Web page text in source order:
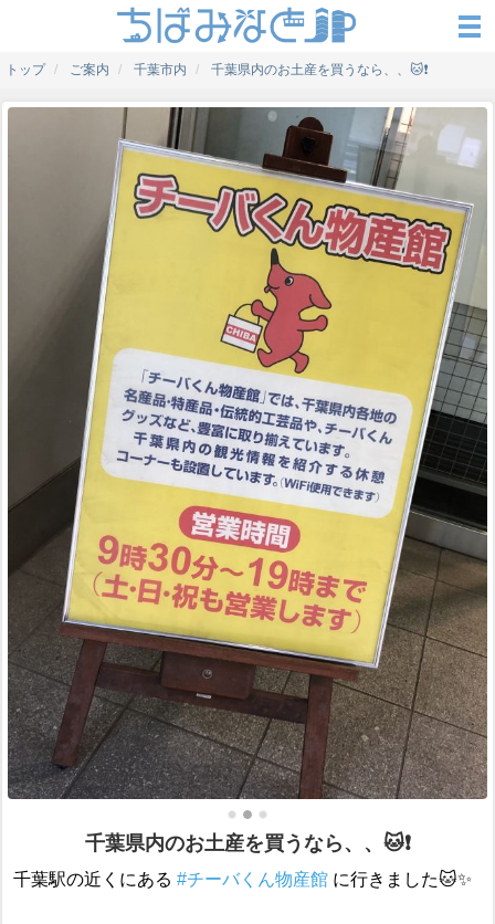
トップ ご案内 千葉市内 千葉県内のお土産を買うなら、、🐱❗️
千葉県内のお土産を買うなら、、🐱❗️
千葉駅の近くにある #チーバくん物産館 に行きました🐱✨